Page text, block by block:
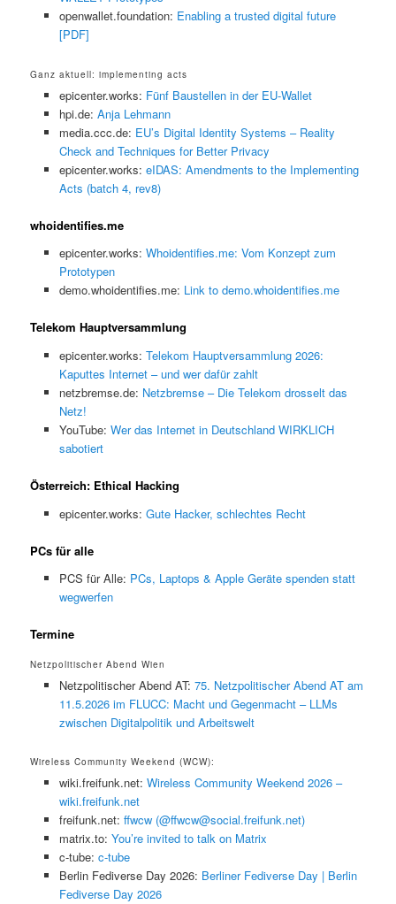
openwallet.foundation: Enabling a trusted digital future
[PDF]
Ganz aktuell: implementing acts
epicenter.works: Fünf Baustellen in der EU-Wallet
hpi.de: Anja Lehmann
media.ccc.de: EU’s Digital Identity Systems – Reality
Check and Techniques for Better Privacy
epicenter.works: eIDAS: Amendments to the Implementing
Acts (batch 4, rev8)
whoidentifies.me
epicenter.works: Whoidentifies.me: Vom Konzept zum
Prototypen
demo.whoidentifies.me: Link to demo.whoidentifies.me
Telekom Hauptversammlung
epicenter.works: Telekom Hauptversammlung 2026:
Kaputtes Internet – und wer dafür zahlt
netzbremse.de: Netzbremse – Die Telekom drosselt das
Netz!
YouTube: Wer das Internet in Deutschland WIRKLICH
sabotiert
Österreich: Ethical Hacking
epicenter.works: Gute Hacker, schlechtes Recht
PCs für alle
PCS für Alle: PCs, Laptops & Apple Geräte spenden statt
wegwerfen
Termine
Netzpolitischer Abend Wien
Netzpolitischer Abend AT: 75. Netzpolitischer Abend AT am
11.5.2026 im FLUCC: Macht und Gegenmacht – LLMs
zwischen Digitalpolitik und Arbeitswelt
Wireless Community Weekend (WCW):
wiki.freifunk.net: Wireless Community Weekend 2026 –
wiki.freifunk.net
freifunk.net: ffwcw (@ffwcw@social.freifunk.net)
matrix.to: You’re invited to talk on Matrix
c-tube: c-tube
Berlin Fediverse Day 2026: Berliner Fediverse Day | Berlin
Fediverse Day 2026